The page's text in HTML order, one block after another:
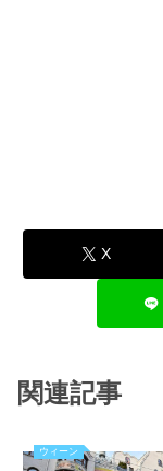
X
関連記事
ウィーン